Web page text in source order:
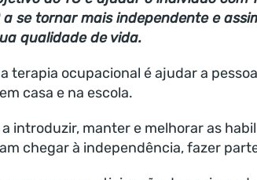
a se tornar mais independente e
qualidade de vida.
terapia ocupacional é ajudar a
casa e na escola.
introduzir, manter e melhorar as
chegar à independência, fazer